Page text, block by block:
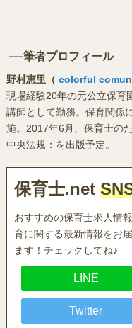
筆者プロフィール
野村恵里（ colorful
現場経験20年の元公立保育
講師として勤務。保育関係
施。2017年6月、保育士の
中央法規：を出版予定。
保育士.net
おすすめの保育士求人情
育に関する最新情報をお
ます！チェックしてね♪
LINE
Twitter